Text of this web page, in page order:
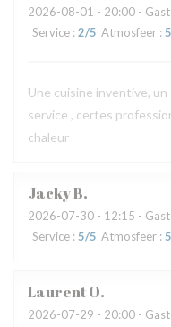
2026-08-01 - 20:00 -
Service : 2/5 Atmosfeer : 5
Une cuisine inventive,
service , certes
chaleur
JackyB
2026-07-30 - 12:15 -
Service : 5/5 Atmosfeer : 5
LaurentO
2026-07-29 - 20:00 -